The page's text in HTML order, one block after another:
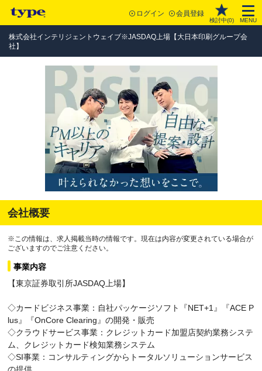
ログイン 会員登録
検討中(0) MENU
株式会社インテリジェントウェイブ※JASDAQ上場【大日本印刷グループ会
社】
会社概要
※この情報は、求人掲載当時の情報です。現在は内容が変更されている場合が
ございますのでご注意ください。
事業内容
【東京証券取引所JASDAQ上場】
◇カードビジネス事業：自社パッケージソフト『NET+1』『ACE P
lus』『OnCore Clearing』の開発・販売
◇クラウドサービス事業：クレジットカード加盟店契約業務システ
ム、クレジットカード検知業務システム
◇SI事業：コンサルティングからトータルソリューションサービス
の提供